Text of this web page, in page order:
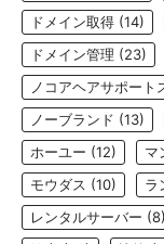
ドメイン取得 (14)
ドメイン管理 (23)
ノコアヘアサポート
ノーブランド (13)
ホーユー (12) マ
モウダス (10) ラ
レンタルサーバー (8)